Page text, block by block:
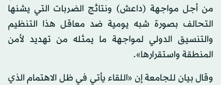
من أجل مواجهة (داعش) ونتائج الضربات التي يشنها
التحالف بصورة شبه يومية ضد معاقل هذا التنظيم
والتنسيق الدولي لمواجهة ما يمثله من تهديد لأمن
المنطقة واستقرارها».
وقال بيان للجامعة إن «اللقاء يأتي في ظل الاهتمام الذي